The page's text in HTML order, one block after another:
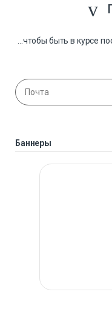
...чтобы быть в курсе
Баннеры